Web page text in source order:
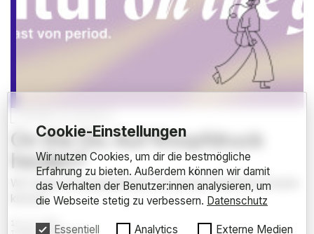
On the Go: Auf Knopfdruck
heulen?
Wir fragen Schauspielerinnen, ob sie auf Knopfdruck heulen
können.
18.12.2023
Cookie-Einstellungen
Wir nutzen Cookies, um dir die bestmögliche
Erfahrung zu bieten. Außerdem können wir damit
das Verhalten der Benutzer:innen analysieren, um
die Webseite stetig zu verbessern. Datenschutz
Essentiell Analytics Externe Medien